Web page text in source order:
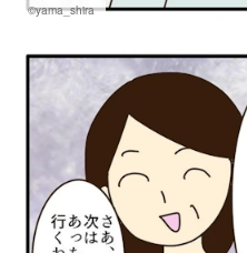
©yama_shira